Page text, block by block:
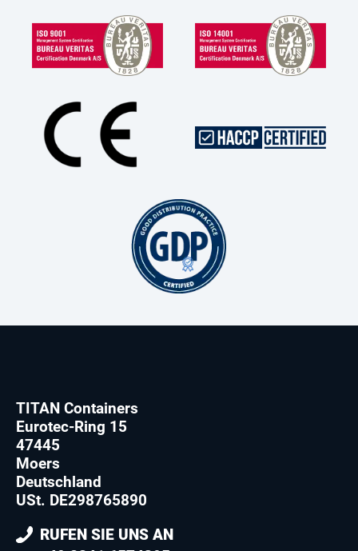
TITAN Containers
Eurotec-Ring 15
47445
Moers
Deutschland
USt. DE298765890
RUFEN SIE UNS AN